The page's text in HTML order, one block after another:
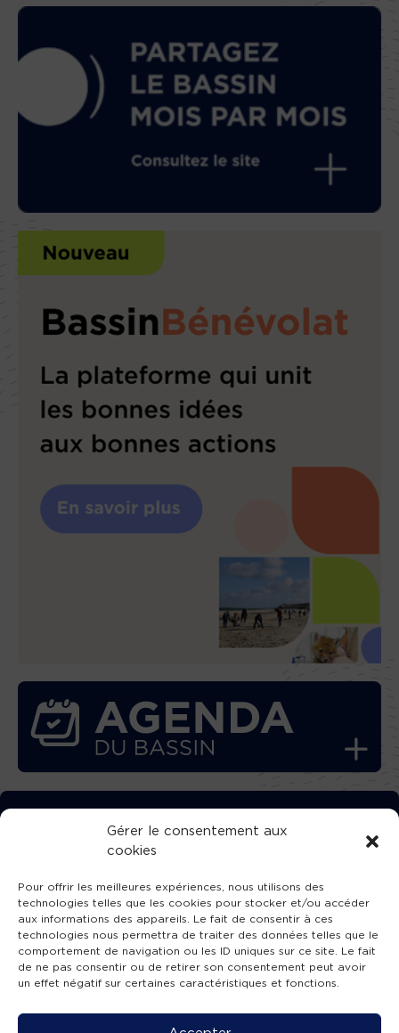
Gérer le consentement aux
cookies
Pour offrir les meilleures expériences, nous utilisons des
technologies telles que les cookies pour stocker et/ou accéder
aux informations des appareils. Le fait de consentir à ces
technologies nous permettra de traiter des données telles que le
comportement de navigation ou les ID uniques sur ce site. Le fait
de ne pas consentir ou de retirer son consentement peut avoir
un effet négatif sur certaines caractéristiques et fonctions.
TÉLÉCHARGEZ GRATUITEMENT
L’APPLICATION TVBA !
SUIVEZ-NOUS !
Mentions légales -Accessibilité